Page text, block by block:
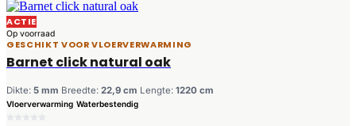
ACTIE
Op voorraad
GESCHIKT VOOR VLOERVERWARMING
Barnet click natural oak
Dikte: 5 mm Breedte: 22,9 cm Lengte: 1220 cm
Vloerverwarming Waterbestendig